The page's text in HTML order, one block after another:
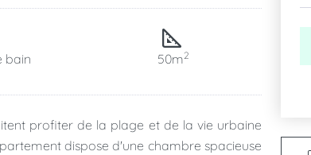
bain 50m2
profiter de la plage et de la vie urbaine
dispose d'une chambre spacieuse